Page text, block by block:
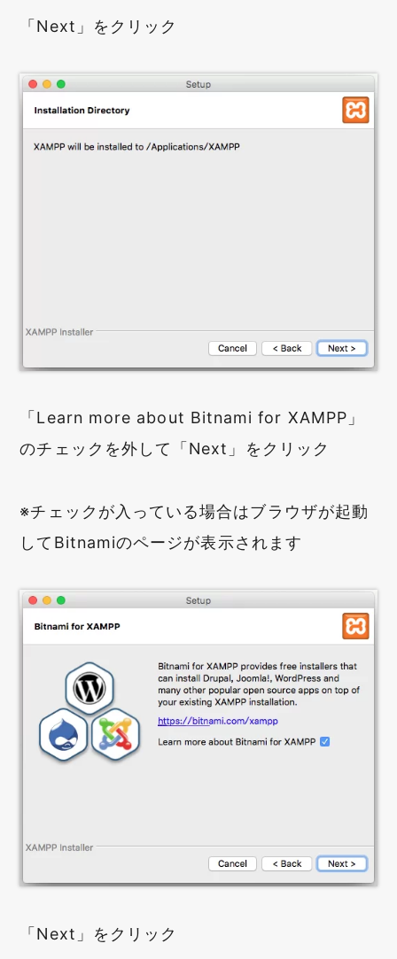
「Next」をクリック
「Learn more about Bitnami for XAMPP」
のチェックを外して「Next」をクリック
※チェックが入っている場合はブラウザが起動
してBitnamiのページが表示されます
「Next」をクリック